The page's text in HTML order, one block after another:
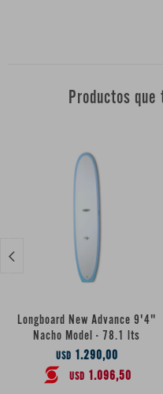
Productos
Longboard New Advance 9'4"
Nacho Model - 78.1 lts
USD 1.290,00
USD 1.096,50
